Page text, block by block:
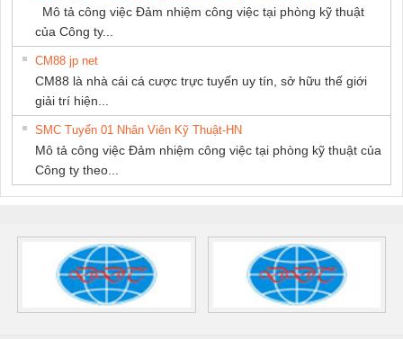
Mô tả công việc Đảm nhiệm công việc tại phòng kỹ thuật
của Công ty...
CM88 jp net
CM88 là nhà cái cá cược trực tuyến uy tín, sở hữu thế giới
giải trí hiện...
SMC Tuyển 01 Nhân Viên Kỹ Thuật-HN
Mô tả công việc Đảm nhiệm công việc tại phòng kỹ thuật của
Công ty theo...